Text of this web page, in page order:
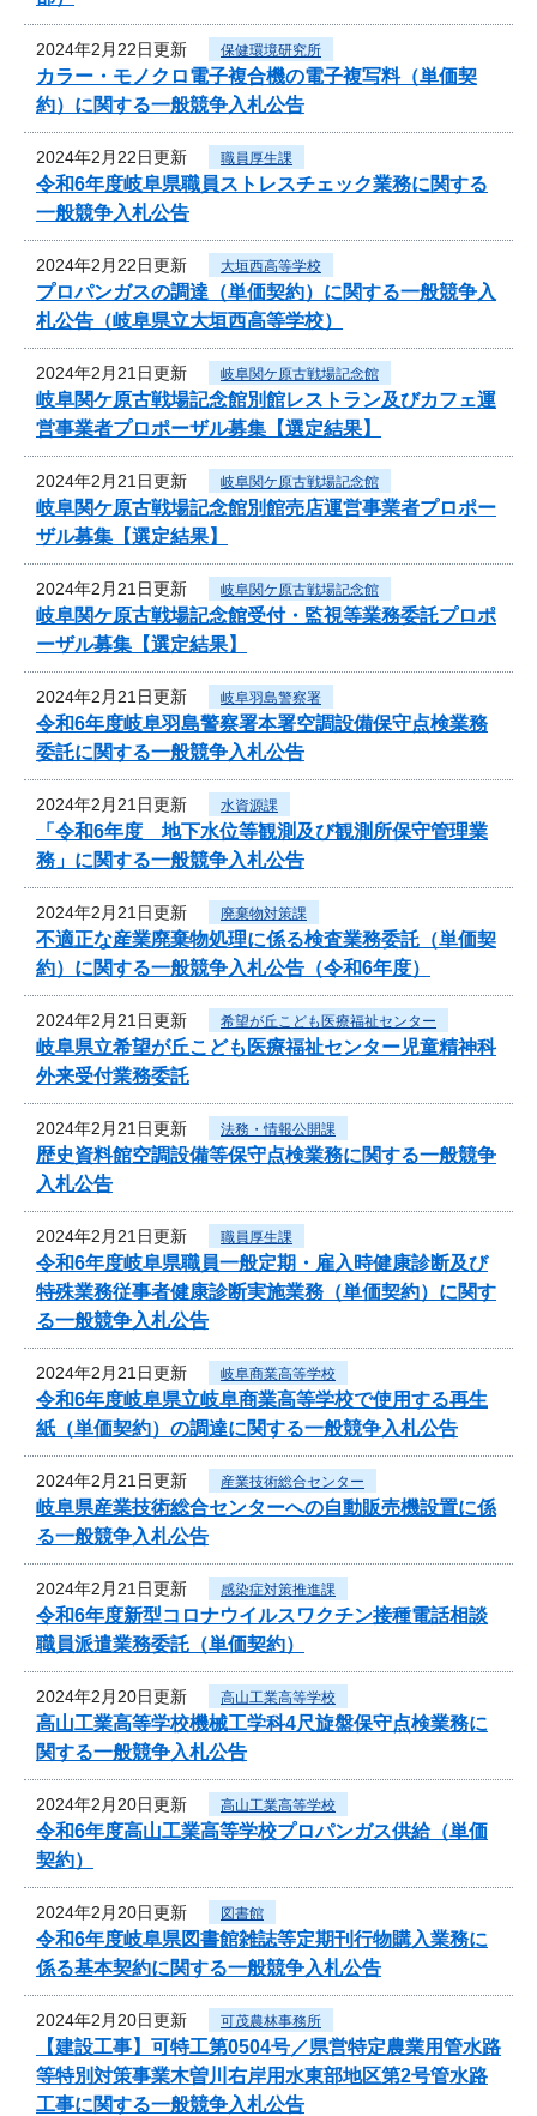
2024年2月22日更新 保健環境研究所
カラー・モノクロ電子複合機の電子複写料（単価契
約）に関する一般競争入札公告
2024年2月22日更新 職員厚生課
令和6年度岐阜県職員ストレスチェック業務に関する
一般競争入札公告
2024年2月22日更新 大垣西高等学校
プロパンガスの調達（単価契約）に関する一般競争入
札公告（岐阜県立大垣西高等学校）
2024年2月21日更新 岐阜関ケ原古戦場記念館
岐阜関ケ原古戦場記念館別館レストラン及びカフェ運
営事業者プロポーザル募集【選定結果】
2024年2月21日更新 岐阜関ケ原古戦場記念館
岐阜関ケ原古戦場記念館別館売店運営事業者プロポー
ザル募集【選定結果】
2024年2月21日更新 岐阜関ケ原古戦場記念館
岐阜関ケ原古戦場記念館受付・監視等業務委託プロポ
ーザル募集【選定結果】
2024年2月21日更新 岐阜羽島警察署
令和6年度岐阜羽島警察署本署空調設備保守点検業務
委託に関する一般競争入札公告
2024年2月21日更新 水資源課
「令和6年度 地下水位等観測及び観測所保守管理業
務」に関する一般競争入札公告
2024年2月21日更新 廃棄物対策課
不適正な産業廃棄物処理に係る検査業務委託（単価契
約）に関する一般競争入札公告（令和6年度）
2024年2月21日更新 希望が丘こども医療福祉センター
岐阜県立希望が丘こども医療福祉センター児童精神科
外来受付業務委託
2024年2月21日更新 法務・情報公開課
歴史資料館空調設備等保守点検業務に関する一般競争
入札公告
2024年2月21日更新 職員厚生課
令和6年度岐阜県職員一般定期・雇入時健康診断及び
特殊業務従事者健康診断実施業務（単価契約）に関す
る一般競争入札公告
2024年2月21日更新 岐阜商業高等学校
令和6年度岐阜県立岐阜商業高等学校で使用する再生
紙（単価契約）の調達に関する一般競争入札公告
2024年2月21日更新 産業技術総合センター
岐阜県産業技術総合センターへの自動販売機設置に係
る一般競争入札公告
2024年2月21日更新 感染症対策推進課
令和6年度新型コロナウイルスワクチン接種電話相談
職員派遣業務委託（単価契約）
2024年2月20日更新 高山工業高等学校
高山工業高等学校機械工学科4尺旋盤保守点検業務に
関する一般競争入札公告
2024年2月20日更新 高山工業高等学校
令和6年度高山工業高等学校プロパンガス供給（単価
契約）
2024年2月20日更新 図書館
令和6年度岐阜県図書館雑誌等定期刊行物購入業務に
係る基本契約に関する一般競争入札公告
2024年2月20日更新 可茂農林事務所
【建設工事】可特工第0504号／県営特定農業用管水路
等特別対策事業木曽川右岸用水東部地区第2号管水路
工事に関する一般競争入札公告